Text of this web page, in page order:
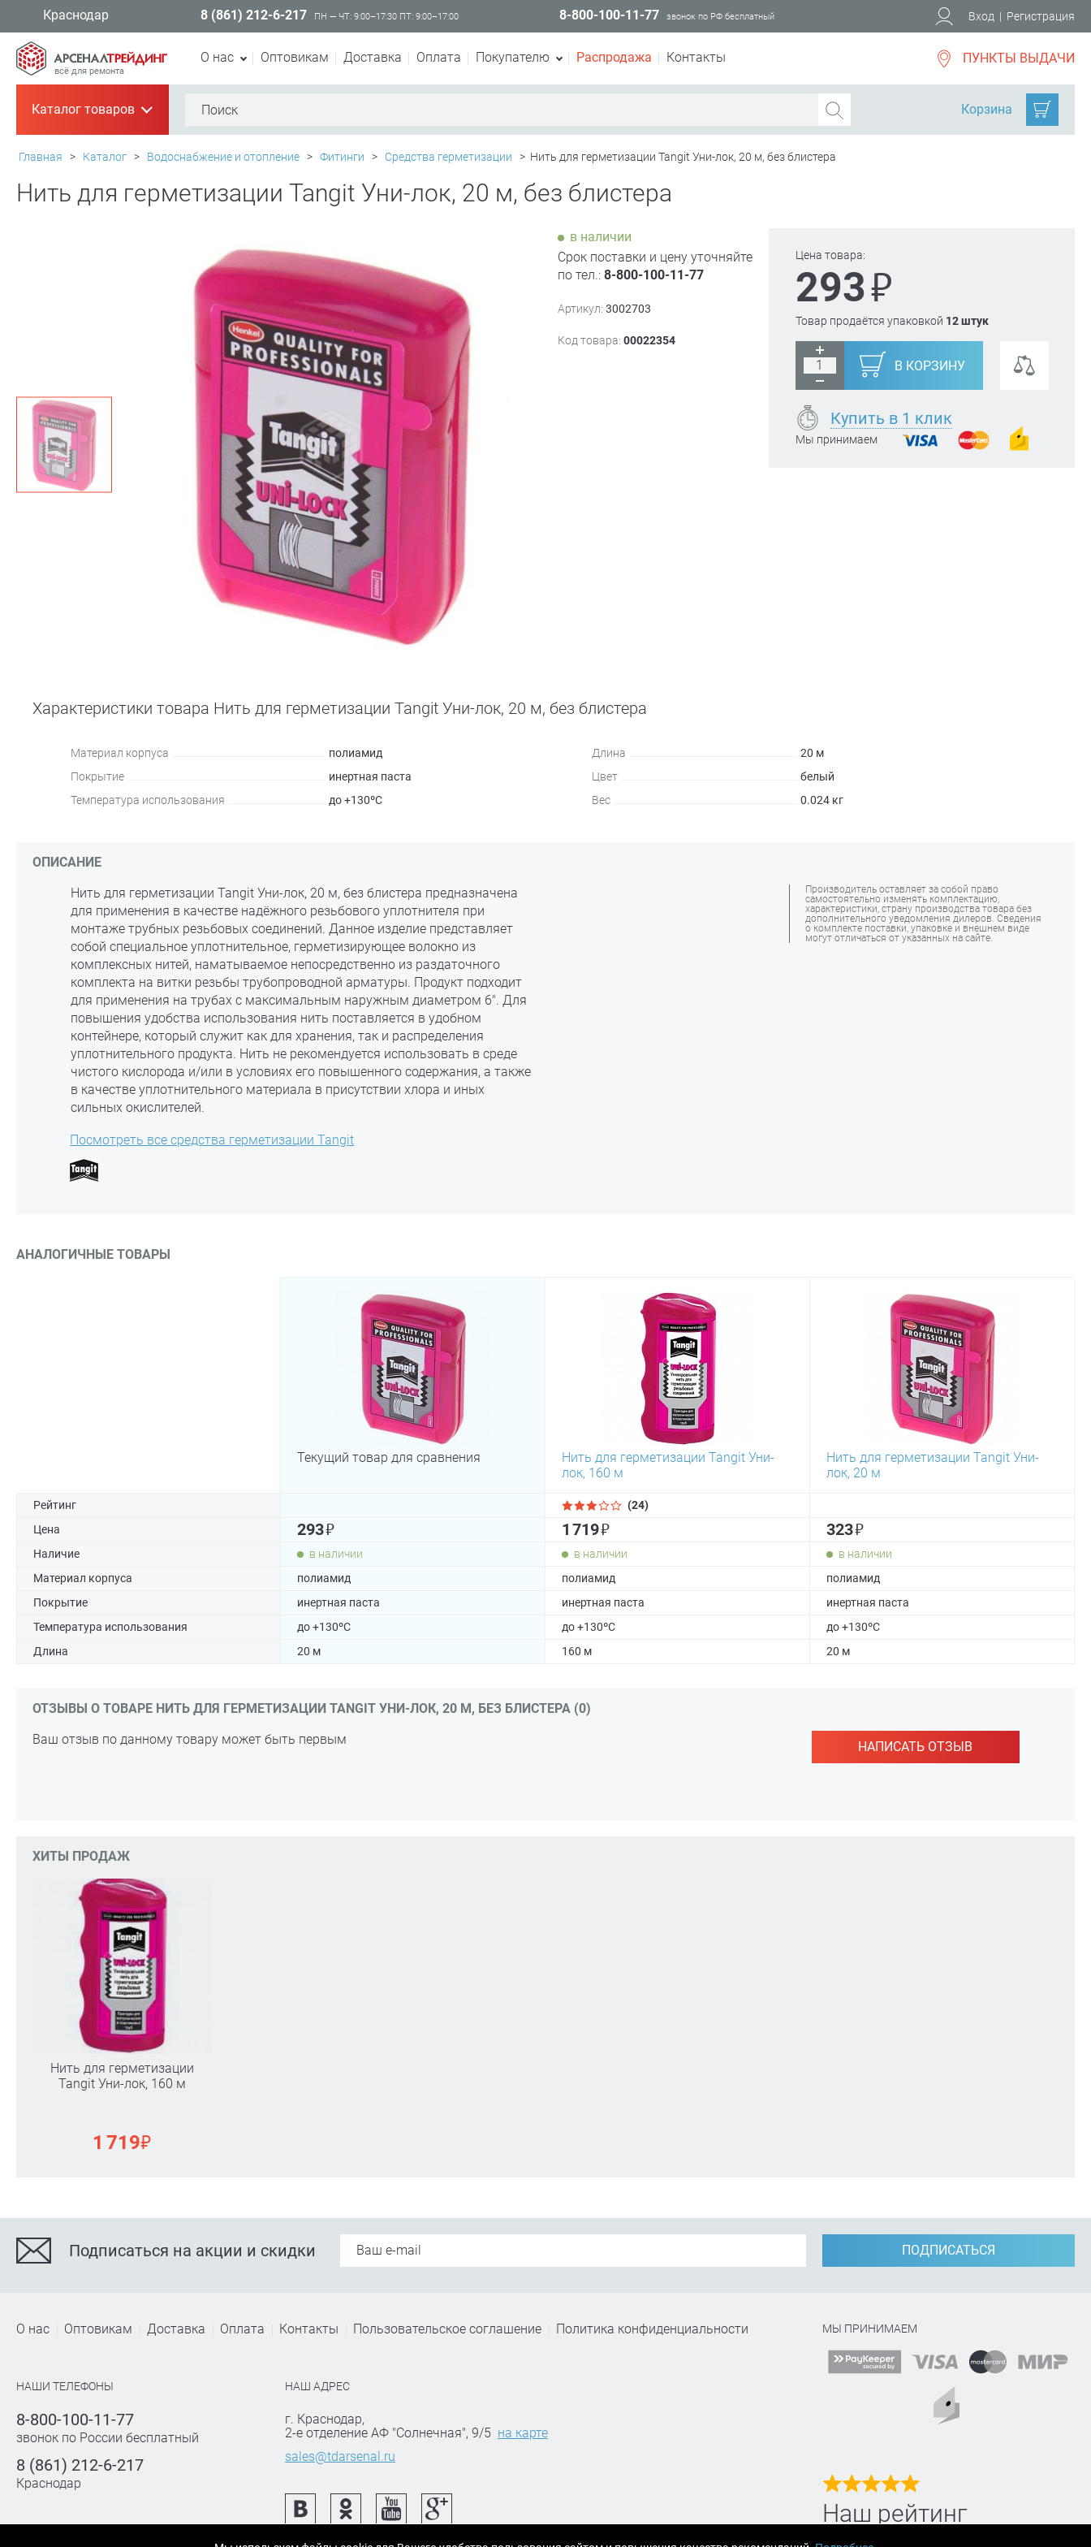
Краснодар 8 (861) 212-6-217 ПН — ЧТ: 9:00–17:30 ПТ: 9:00–17:00 8-800-100-11-77 звонок по РФ бесплатный Вход | Регистрация
всё для ремонта
О нас Оптовикам Доставка Оплата Покупателю Распродажа Контакты ПУНКТЫ ВЫДАЧИ
Каталог товаров+ Корзина
Главная > Каталог > Водоснабжение и отопление > Фитинги > Средства герметизации > Нить для герметизации Tangit Уни-лок, 20 м, без блистера
Нить для герметизации Tangit Уни-лок, 20 м, без блистера
Цена товара:
293₽
Товар продаётся упаковкой 12 штук
В КОРЗИНУ
Купить в 1 клик
Мы принимаем
в наличии
Срок поставки и цену уточняйте
по тел.:8-800-100-11-77
Артикул: 3002703
Код товара: 00022354
Характеристики товара Нить для герметизации Tangit Уни-лок, 20 м, без блистера
Материал корпуса
полиамид
Покрытие
инертная паста
Температура использования
до +130ºC
Длина
20 м
Цвет
белый
Вес
0.024 кг
ОПИСАНИЕ
Нить для герметизации Tangit Уни-лок, 20 м, без блистера предназначена
для применения в качестве надёжного резьбового уплотнителя при
монтаже трубных резьбовых соединений. Данное изделие представляет
собой специальное уплотнительное, герметизирующее волокно из
комплексных нитей, наматываемое непосредственно из раздаточного
комплекта на витки резьбы трубопроводной арматуры. Продукт подходит
для применения на трубах с максимальным наружным диаметром 6". Для
повышения удобства использования нить поставляется в удобном
контейнере, который служит как для хранения, так и распределения
уплотнительного продукта. Нить не рекомендуется использовать в среде
чистого кислорода и/или в условиях его повышенного содержания, а также
в качестве уплотнительного материала в присутствии хлора и иных
сильных окислителей.
Производитель оставляет за собой право
самостоятельно изменять комплектацию,
характеристики, страну производства товара без
дополнительного уведомления дилеров. Сведения
о комплекте поставки, упаковке и внешнем виде
могут отличаться от указанных на сайте.
Посмотреть все средства герметизации Tangit
АНАЛОГИЧНЫЕ ТОВАРЫ
Текущий товар для сравнения
Нить для герметизации Tangit Уни-
лок, 160 м
Нить для герметизации Tangit Уни-
лок, 20 м
Рейтинг
(24)
Цена
293₽ 1 719₽ 323₽
Наличие в наличии в наличии
в наличии
Материал корпуса
полиамид полиамид
полиамид
Покрытие
инертная паста инертная паста
инертная паста
Температура использования
до +130ºC до +130ºC
до +130ºC
Длина
20 м 160 м 20 м
ОТЗЫВЫ О ТОВАРЕ НИТЬ ДЛЯ ГЕРМЕТИЗАЦИИ TANGIT УНИ-ЛОК, 20 М, БЕЗ БЛИСТЕРА (0)
НАПИСАТЬ ОТЗЫВ
Ваш отзыв по данному товару может быть первым
ХИТЫ ПРОДАЖ
Нить для герметизации
Tangit Уни-лок, 160 м
1 719₽
Подписаться на акции и скидки ПОДПИСАТЬСЯ
О нас Оптовикам Доставка Оплата Контакты Пользовательское соглашение Политика конфиденциальности
НАШИ ТЕЛЕФОНЫ
8-800-100-11-77
звонок по России бесплатный
8 (861) 212-6-217
Краснодар
НАШ АДРЕС
г. Краснодар,
2-е отделение АФ "Солнечная", 9/5 на карте
sales@tdarsenal.ru
МЫ ПРИНИМАЕМ
Наш рейтинг